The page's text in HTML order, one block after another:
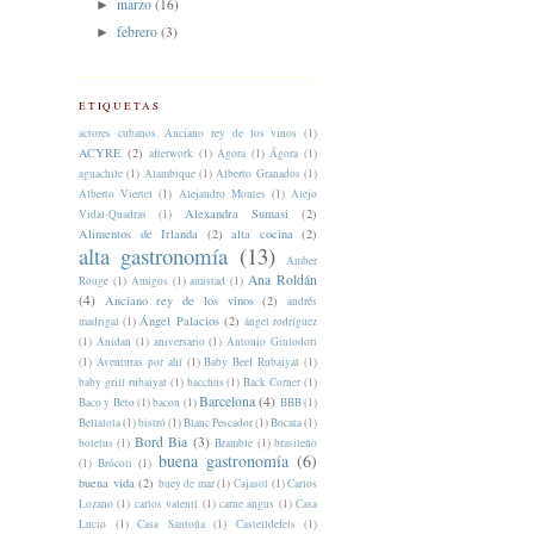
►marzo(16)
►febrero(3)
ETIQUETAS
actores cubanos. Anciano rey de los vinos (1)
ACYRE (2) afterwork (1) Agora (1) Ágora (1)
aguachile (1) Alambique (1) Alberto Granados (1)
Alberto Viertel (1) Alejandro Montes (1) Alejo
Vidal-Quadras
(1) Alexandra Sumasi
(2)
Alimentos de Irlanda
(2) alta cocina (2)
alta gastronomía (13)
Amber
Rouge (1) Amigos (1) amistad (1) Ana Roldán
(4)
Anciano rey de los vinos (2)
andrés
madrigal (1) Ángel Palacios (2) ángel rodríguez
(1) Anidan (1) aniversario (1) Antonio Giulodori
(1) Aventuras por ahí (1) Baby Beef Rubaiyat (1)
baby grill rubaiyat (1) bacchus (1) Back Corner (1)
Baco y Beto(1)bacon (1)Barcelona (4) BBB(1)
Bellalola(1)bistró(1)Blanc Pescador(1)Bocata(1)
boletus (1) Bord Bia (3) Bramble (1) brasileño
(1) Brócoli (1) buena gastronomía (6)
buena vida (2) buey de mar(1) Cajasol (1)Carlos
Lozano (1) carlos valentí (1) carne angus (1) Casa
Lucio
(1) Casa Santoña (1) Castelldefels (1)